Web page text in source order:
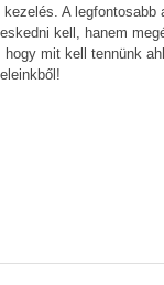
A legfontosabb
kell, hanem
mit kell tennünk